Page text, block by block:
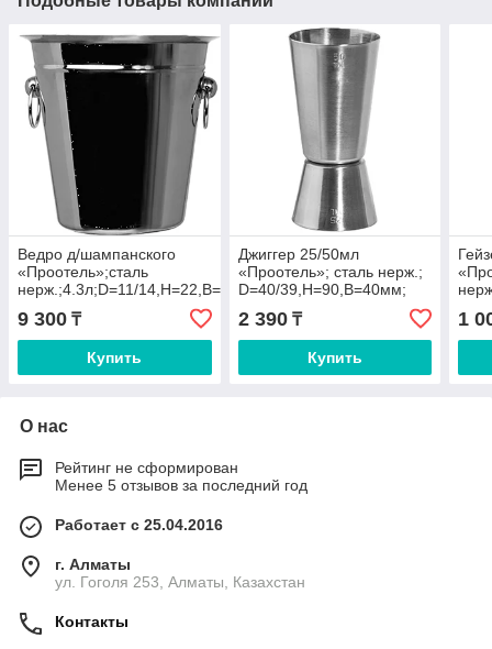
Ведро д/шампанского
«Проотель»;сталь
нерж.;4.3л;D=11/14,H=22,B=21см;металлич.
9 300 ₸
Купить
Джиггер 25/50мл
«Проотель»; сталь нерж.;
D=40/39,H=90,B=40мм;
металлич.
2 390₸
Купить
1
О нас
Рейтинг не сформирован
Менее 5 отзывов за последний год
Работает с 25.04.2016
г. Алматы
ул. Гоголя 253, Алматы, Казахстан
Контакты